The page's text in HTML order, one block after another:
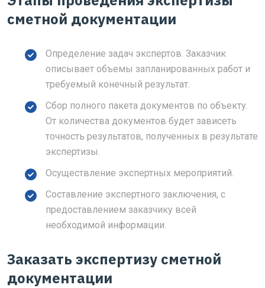
сметной документации
Определение задач экспертов. Заказчик
описывает объемы запланированных работ и
требуемый конечный результат.
Сбор полного пакета документов по объекту.
От количества документов будет зависеть
точность результатов, полученных в результате
экспертизы.
Осуществление экспертных мероприятий.
Составление экспертного заключения, с
предоставлением заказчику всей
необходимой информации.
Заказать экспертизу сметной
документации